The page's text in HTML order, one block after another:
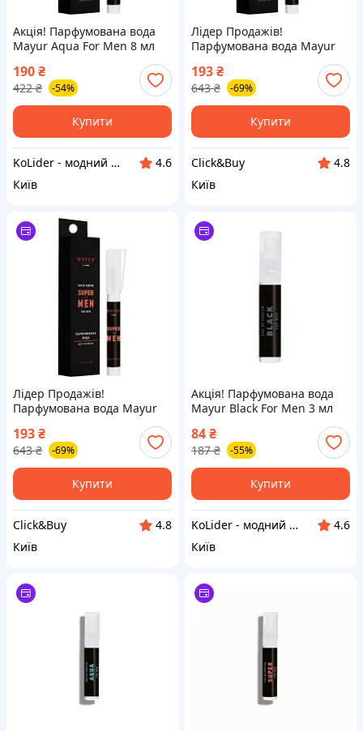
Акція! Парфумована вода
Mayur Aqua For Men 8 мл
кращою ціною!
190₴
422 ₴ -54%
Купити
KoLider - модний магазин
4.6
Київ
Лідер Продажів!
Парфумована вода Mayur
(4820230955385) - КлікБай
193₴
643 ₴ -69%
Купити
Click&Buy
4.8
Київ
Лідер Продажів!
Парфумована вода Mayur
(4820230955378) - КлікБай
193₴
643 ₴ -69%
Купити
Click&Buy
4.8
Київ
Акція! Парфумована вода
Mayur Black For Men 3 мл
кращою ціною!
84₴
187 ₴ -55%
Купити
KoLider - модний магазин
4.6
Київ